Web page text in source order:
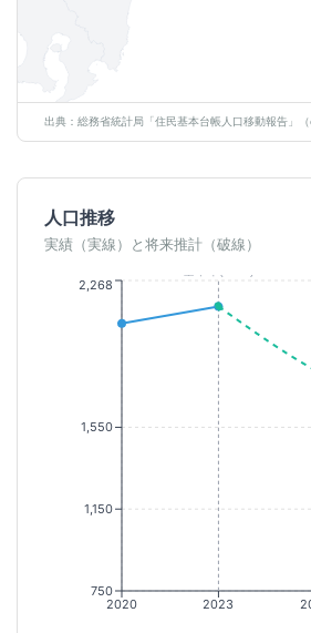
出典：総務省統計局「住民基本台帳人口移動報告」
人口推移
実績（実線）と将来推計（破線）
2020 2023
750
1,150
1,550
2,268